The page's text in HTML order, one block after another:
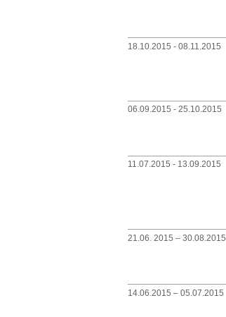
18.10.2015 - 08.11.2015
06.09.2015 - 25.10.2015
11.07.2015 - 13.09.2015
21.06. 2015 – 30.08.2015
14.06.2015 – 05.07.2015